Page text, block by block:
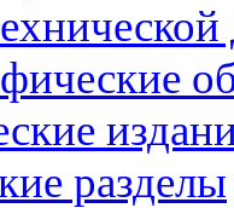
разделы